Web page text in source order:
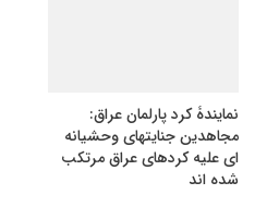
نمایندۀ کرد پارلمان عراق:
مجاهدین جنایتهای وحشیانه
ای علیه کردهای عراق مرتکب
شده اند